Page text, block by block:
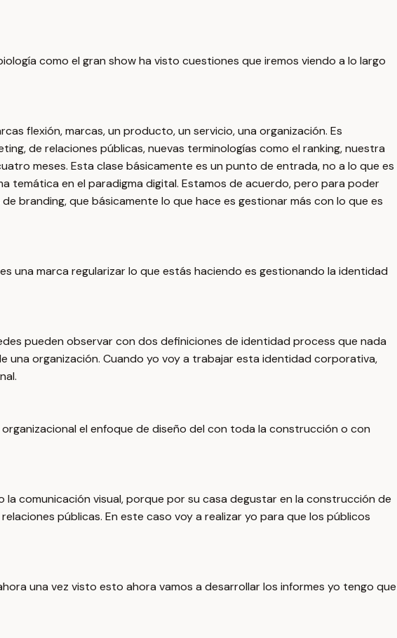
como el gran show ha visto cuestiones que iremos viendo a lo largo
flexión, marcas, un producto, un servicio, una organización. Es
de relaciones públicas, nuevas terminologías como el ranking, nuestra
meses. Esta clase básicamente es un punto de entrada, no a lo que es
temática en el paradigma digital. Estamos de acuerdo, pero para poder
branding, que básicamente lo que hace es gestionar más con lo que es
una marca regularizar lo que estás haciendo es gestionando la identidad
pueden observar con dos definiciones de identidad process que nada
una organización. Cuando yo voy a trabajar esta identidad corporativa,
el enfoque de diseño del con toda la construcción o con
comunicación visual, porque por su casa degustar en la construcción de
públicas. En este caso voy a realizar yo para que los públicos
una vez visto esto ahora vamos a desarrollar los informes yo tengo que